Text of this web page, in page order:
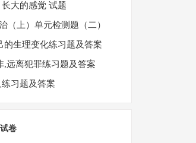
大的感觉 试题
（上）单元检测题（二）
的生理变化练习题及答案
,远离犯罪练习题及答案
习题及答案
卷